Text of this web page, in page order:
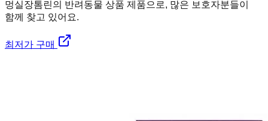
멍실장톰린의 반려동물 상품 제품으로, 많은 보호자분들이
함께 찾고 있어요.
최저가 구매